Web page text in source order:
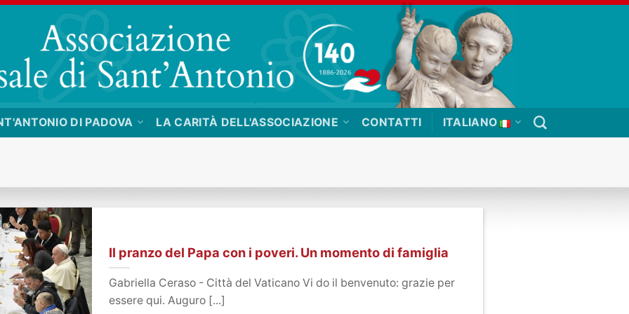
DI PADOVA LA CARITÀ DELL'ASSOCIAZIONE CONTATTI ITALIANO
Il pranzo del Papa con i poveri. Un momento di famiglia
Gabriella Ceraso - Città del Vaticano Vi do il benvenuto: grazie per
essere qui. Auguro [...]